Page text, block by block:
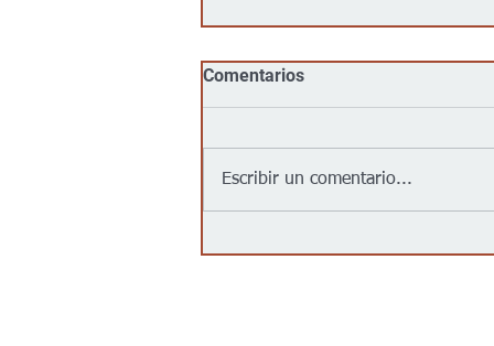
Comentarios
Escribir un comentario...